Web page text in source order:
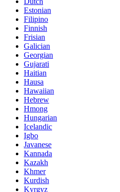
Estonian
Filipino
Finnish
Frisian
Galician
Georgian
Gujarati
Haitian
Hausa
Hawaiian
Hebrew
Hmong
Hungarian
Icelandic
Igbo
Javanese
Kannada
Kazakh
Khmer
Kurdish
Kyrgyz